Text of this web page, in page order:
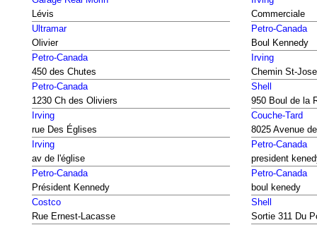
Lévis
Commerciale
Ultramar
Olivier
Petro-Canada
Boul Kennedy
Petro-Canada
450 des Chutes
Irving
Chemin St-
Petro-Canada
1230 Ch des Oliviers
Shell
950 Boul de la
Irving
rue Des Églises
Couche-Tard
8025 Avenue
Irving
av de l'église
Petro-Canada
president
Petro-Canada
Président Kennedy
Petro-Canada
boul kenedy
Costco
Rue Ernest-Lacasse
Shell
Sortie 311 Du